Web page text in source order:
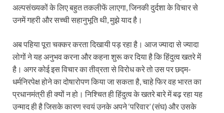
अल्पसंख्यकों के लिए बहुत तकलीफें लाएगा, जिनकी दुर्दशा के विचार से
उनमें गहरी और सच्ची सहानुभूति थी, मुझे याद है।
अब पहिया पूरा चक्कर करता दिखायी पड़ रहा है। आज ज्यादा से ज्यादा
लोगों ने यह अनुभव करना और कहना शुरू कर दिया है कि हिंदुत्व खतरे में
है। अगर कोई इस विचार का तीव्रता से विरोध करे तो उस पर छद्म-
धर्मनिरपेक्ष होने का दोषारोपण किया जा सकता है, चाहे फिर वह भारत का
प्रधानमंत्री ही क्यों न हो। निश्चित ही हिंदुत्व के खतरे बारे में बढ़ रहा यह
उन्माद ही है जिसके कारण स्वयं उनके अपने ‘परिवार’ (संघ) और उसके